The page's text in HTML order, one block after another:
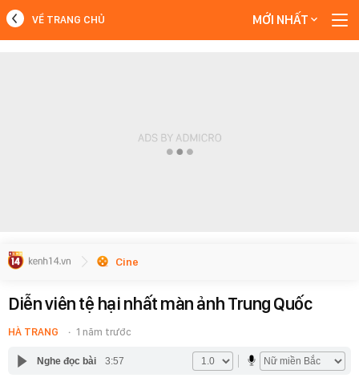
VỀ TRANG CHỦ MỚI NHẤT
Cine
Diễn viên tệ hại nhất màn ảnh Trung Quốc
HÀ TRANG 1 năm trước
Nghe đọc bài 3:57